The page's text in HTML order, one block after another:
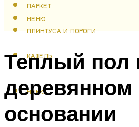
ПАРКЕТ
ПЛИНТУСА И ПОРОГИ
КАФЕЛЬ
МЕНЮ
МЕНЮ
Теплый пол
деревянном
основании